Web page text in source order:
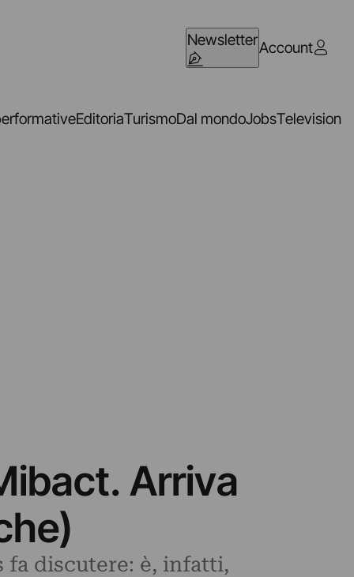
NewsletterAccount
EditoriaTurismoDal mondoJobsTelevision
Arriva
discutere: è, infatti,